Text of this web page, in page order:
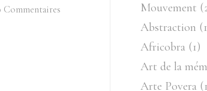
Commentaires
Mouvement
Abstraction
Africobra (1)
Art de la
Arte Povera